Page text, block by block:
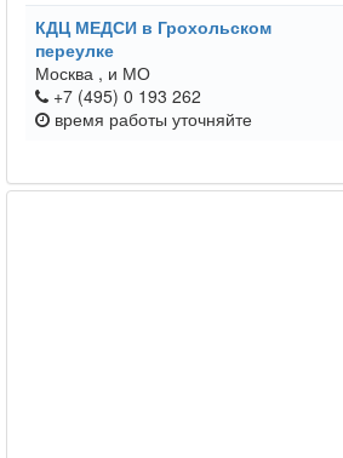
КДЦ МЕДСИ в Грохольском
переулке
Москва , и МО
+7 (495) 0 193 262
время работы уточняйте